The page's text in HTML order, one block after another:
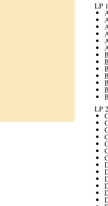
LP 1
LP 2